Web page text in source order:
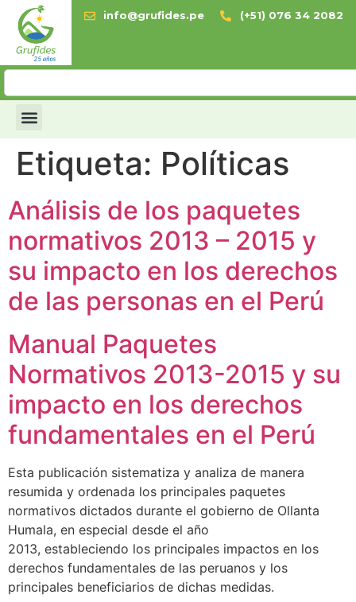
info@grufides.pe (+51) 076 34 2082
Etiqueta: Políticas
Análisis de los paquetes
normativos 2013 – 2015 y
su impacto en los derechos
de las personas en el Perú
Manual Paquetes
Normativos 2013-2015 y su
impacto en los derechos
fundamentales en el Perú
Esta publicación sistematiza y analiza de manera
resumida y ordenada los principales paquetes
normativos dictados durante el gobierno de Ollanta
Humala, en especial desde el año
2013, estableciendo los principales impactos en los
derechos fundamentales de las peruanos y los
principales beneficiarios de dichas medidas.